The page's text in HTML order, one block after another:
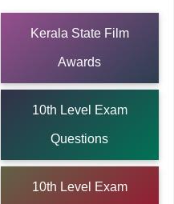
Kerala State Film
Awards
10th Level Exam
Questions
10th Level Exam